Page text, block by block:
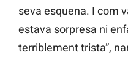
seva esquena. I com
estava sorpresa ni
terriblement trista”,